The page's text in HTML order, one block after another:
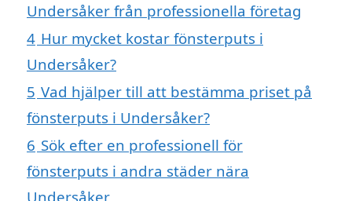
Undersåker från professionella företag
4 Hur mycket kostar fönsterputs i
Undersåker?
5 Vad hjälper till att bestämma priset på
fönsterputs i Undersåker?
6 Sök efter en professionell för
fönsterputs i andra städer nära
Undersåker